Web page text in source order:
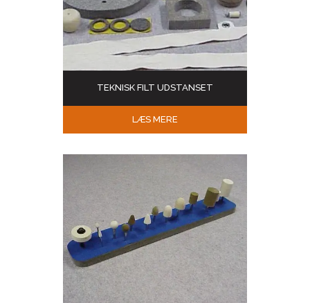
TEKNISK FILT UDSTANSET
LÆS MERE